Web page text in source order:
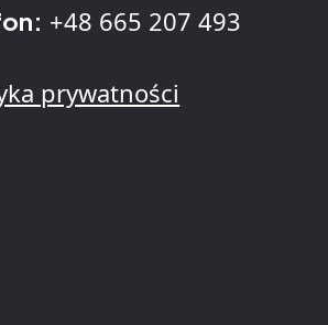
+48 665 207 493
prywatności